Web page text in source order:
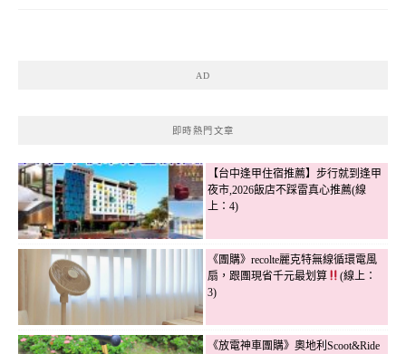
AD
即時熱門文章
【台中逢甲住宿推薦】步行就到逢甲
夜市,2026飯店不踩雷真心推薦(線
上：4)
《團購》recolte麗克特無線循環電風
扇，跟團現省千元最划算
(線上：
3)
《放電神車團購》奧地利Scoot&Ride